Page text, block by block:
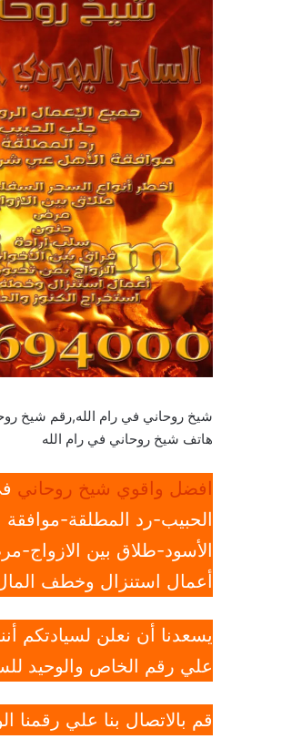
شيخ روحاني في رام الله,رقم شيخ
هاتف شيخ روحاني في رام الله
افضل واقوي شيخ روحاني
الحبيب-رد المطلقة-
الأسود-طلاق بين
أعمال استنزال وخطف
يسعدنا أن نعلن لسيادتكم
علي رقم الخاص والوحيد
قم بالاتصال بنا علي رقمنا